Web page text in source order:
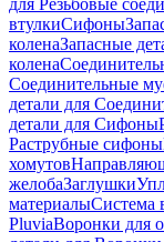
для Резьбовые
втулкиСифоны
коленаЗапасные
колена
Соединительные
детали для
детали для Сифоны
Раструбные сифоны
хомутов
желобаЗаглушки
материалыСистема
PluviaВоронки для